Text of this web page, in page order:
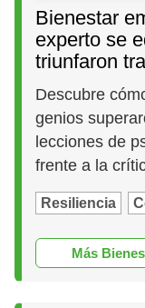
Bienestar
experto se
triunfaron
Descubre
genios
lecciones de
frente a la
Resiliencia
Más